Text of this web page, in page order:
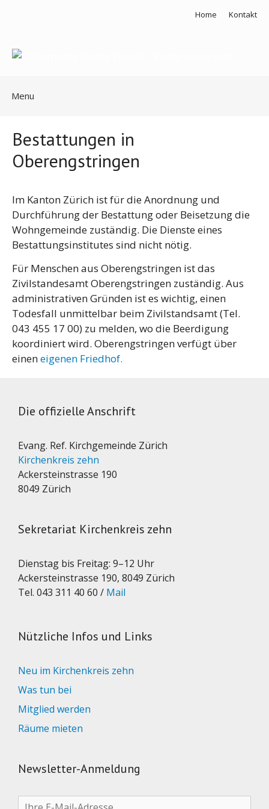
Home Kontakt
Menu
Bestattungen in
Oberengstringen
Im Kanton Zürich ist für die Anordnung und
Durchführung der Bestattung oder Beisetzung die
Wohngemeinde zuständig. Die Diensteeines
Bestattungsinstitutes sind nicht nötig.
Für Menschen aus Oberengstringen ist das
Zivilstandesamt Oberengstringen zuständig. Aus
administrativen Gründen ist es wichtig, einen
Todesfall unmittelbar beim Zivilstandsamt (Tel.
043 455 17 00) zu melden, wo die Beerdigung
koordiniert wird. Oberengstringen verfügt über
eineneigenen Friedhof.
Die offizielle Anschrift
Evang. Ref. Kirchgemeinde Zürich
Kirchenkreis zehn
Ackersteinstrasse 190
8049 Zürich
Sekretariat Kirchenkreis zehn
Dienstag bis Freitag: 9–12 Uhr
Ackersteinstrasse 190, 8049 Zürich
Tel. 043 311 40 60 / Mail
Nützliche Infos und Links
Neu im Kirchenkreis zehn
Was tun bei
Mitglied werden
Räume mieten
Newsletter-Anmeldung